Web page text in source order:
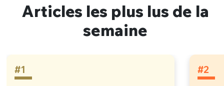
Articles les plus lus de la
semaine
#1 #2